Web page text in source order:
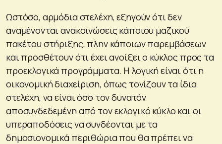
Ωστόσο, αρμόδια στελέχη, εξηγούν ότι δεν
αναμένονται ανακοινώσεις κάποιου μαζικού
πακέτου στήριξης, πλην κάποιων παρεμβάσεων
και προσθέτουν ότι έχει ανοίξει ο κύκλος προς τα
προεκλογικά προγράμματα. Η λογική είναι ότι η
οικονομική διαχείριση, όπως τονίζουν τα ίδια
στελέχη, να είναι όσο τον δυνατόν
αποσυνδεδεμένη από τον εκλογικό κύκλο και οι
υπεραποδόσεις να συνδέονται με τα
δημοσιονομικά περιθώρια που θα πρέπει να